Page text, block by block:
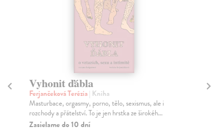
Vyhonit ďábla
Ferjančeková Terézia| Kniha
Masturbace, orgasmy, porno, tělo, sexismus, ale i
rozchody a přátelství. To je jen hrstka ze širokéh...
Zasielame do 10 dní